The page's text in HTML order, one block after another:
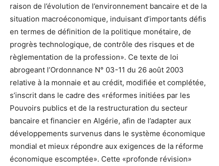
raison de l’évolution de l’environnement bancaire et de la
situation macroéconomique, induisant d’importants défis
en termes de définition de la politique monétaire, de
progrès technologique, de contrôle des risques et de
règlementation de la profession». Ce texte de loi
abrogeant l’Ordonnance N° 03-11 du 26 août 2003
relative à la monnaie et au crédit, modifiée et complétée,
s’inscrit dans le cadre des «réformes initiées par les
Pouvoirs publics et de la restructuration du secteur
bancaire et financier en Algérie, afin de l’adapter aux
développements survenus dans le système économique
mondial et mieux répondre aux exigences de la réforme
économique escomptée». Cette «profonde révision»